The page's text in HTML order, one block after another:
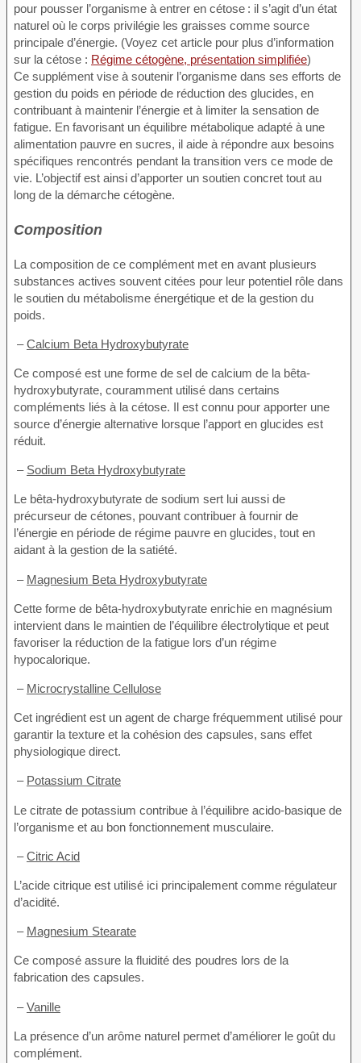
pour pousser l’organisme à entrer en cétose : il s’agit d’un état
naturel où le corps privilégie les graisses comme source
principale d’énergie. (Voyez cet article pour plus d’information
sur la cétose : Régime cétogène, présentation simplifiée)
Ce supplément vise à soutenir l’organisme dans ses efforts de
gestion du poids en période de réduction des glucides, en
contribuant à maintenir l’énergie et à limiter la sensation de
fatigue. En favorisant un équilibre métabolique adapté à une
alimentation pauvre en sucres, il aide à répondre aux besoins
spécifiques rencontrés pendant la transition vers ce mode de
vie. L’objectif est ainsi d’apporter un soutien concret tout au
long de la démarche cétogène.
Composition
La composition de ce complément met en avant plusieurs
substances actives souvent citées pour leur potentiel rôle dans
le soutien du métabolisme énergétique et de la gestion du
poids.
–Calcium Beta Hydroxybutyrate
Ce composé est une forme de sel de calcium de la bêta-
hydroxybutyrate, couramment utilisé dans certains
compléments liés à la cétose. Il est connu pour apporter une
source d’énergie alternative lorsque l’apport en glucides est
réduit.
– Sodium Beta Hydroxybutyrate
Le bêta-hydroxybutyrate de sodium sert lui aussi de
précurseur de cétones, pouvant contribuer à fournir de
l’énergie en période de régime pauvre en glucides, tout en
aidant à la gestion de la satiété.
– Magnesium Beta Hydroxybutyrate
Cette forme de bêta-hydroxybutyrate enrichie en magnésium
intervient dans le maintien de l’équilibre électrolytique et peut
favoriser la réduction de la fatigue lors d’un régime
hypocalorique.
– Microcrystalline Cellulose
Cet ingrédient est un agent de charge fréquemment utilisé pour
garantir la texture et la cohésion des capsules, sans effet
physiologique direct.
– Potassium Citrate
Le citrate de potassium contribue à l’équilibre acido-basique de
l’organisme et au bon fonctionnement musculaire.
–Citric Acid
L’acide citrique est utilisé ici principalement comme régulateur
d’acidité.
– Magnesium Stearate
Ce composé assure la fluidité des poudres lors de la
fabrication des capsules.
–Vanille
La présence d’un arôme naturel permet d’améliorer le goût du
complément.